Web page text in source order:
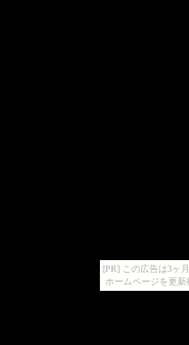
[PR] この広告は3ヶ
ホームページを更